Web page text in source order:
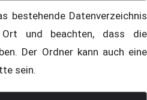
bestehende Datenverzeichnis
und beachten, dass die
Der Ordner kann auch eine
sein.